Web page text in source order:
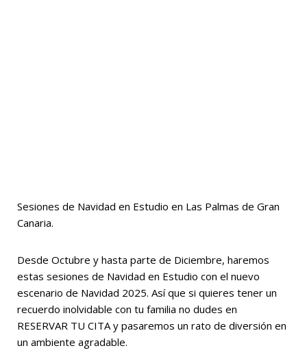
Sesiones de Navidad en Estudio en Las Palmas de Gran
Canaria.
Desde Octubre y hasta parte de Diciembre, haremos
estas sesiones de Navidad en Estudio con el nuevo
escenario de Navidad 2025. Así que si quieres tener un
recuerdo inolvidable con tu familia no dudes en
RESERVAR TU CITA y pasaremos un rato de diversión en
un ambiente agradable.